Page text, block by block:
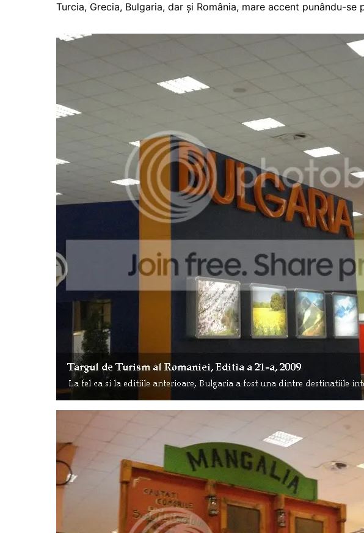
Turcia, Grecia, Bulgaria, dar şi România, mare accent punându-se